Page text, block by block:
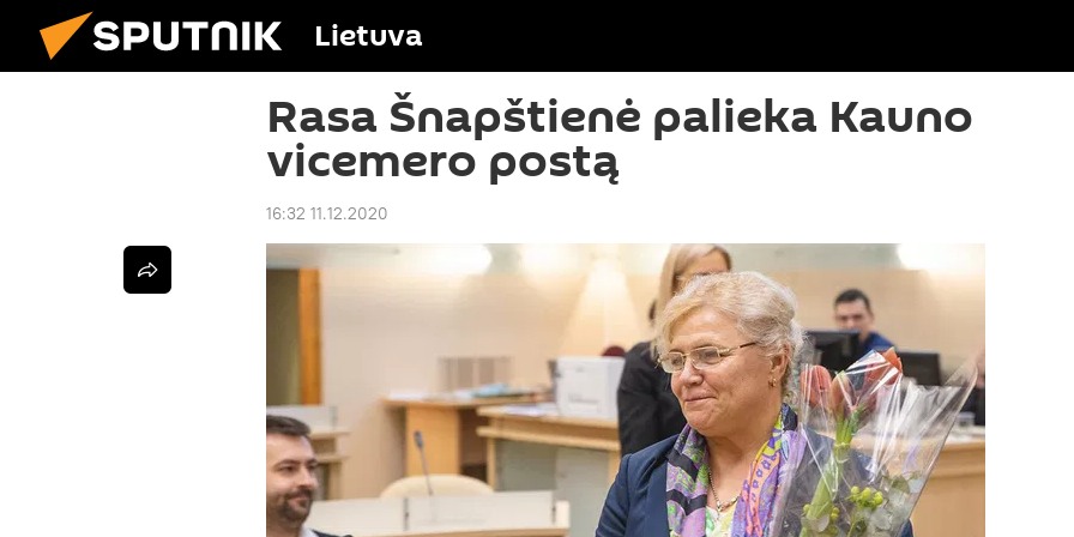
Lietuva
Rasa Šnapštienė palieka Kauno
vicemero postą
16:32 11.12.2020